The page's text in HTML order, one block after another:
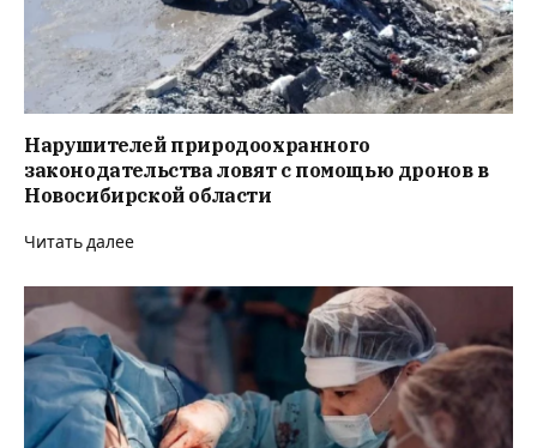
Нарушителей природоохранного
законодательства ловят с помощью дронов в
Новосибирской области
Читать далее